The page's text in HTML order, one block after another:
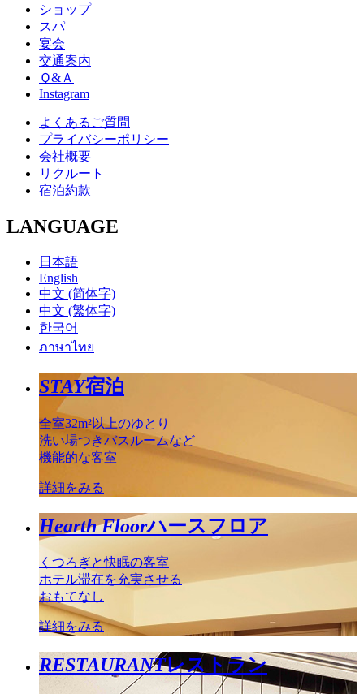
ショップ
スパ
宴会
交通案内
Ｑ&Ａ
Instagram
よくあるご質問
プライバシーポリシー
会社概要
リクルート
宿泊約款
LANGUAGE
日本語
English
中文 (简体字)
中文 (繁体字)
한국어
ภาษาไทย
STAY宿泊
全室32m²以上のゆとり
洗い場つきバスルームなど
機能的な客室
詳細をみる
Hearth Floorハースフロア
くつろぎと快眠の客室
ホテル滞在を充実させる
おもてなし
詳細をみる
RESTAURANTレストラン